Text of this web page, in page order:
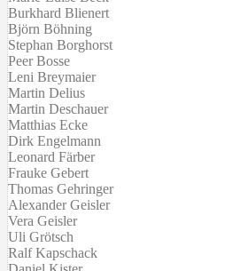
Burkhard Blienert
Björn Böhning
Stephan Borghorst
Peer Bosse
Leni Breymaier
Martin Delius
Martin Deschauer
Matthias Ecke
Dirk Engelmann
Leonard Färber
Frauke Gebert
Thomas Gehringer
Alexander Geisler
Vera Geisler
Uli Grötsch
Ralf Kapschack